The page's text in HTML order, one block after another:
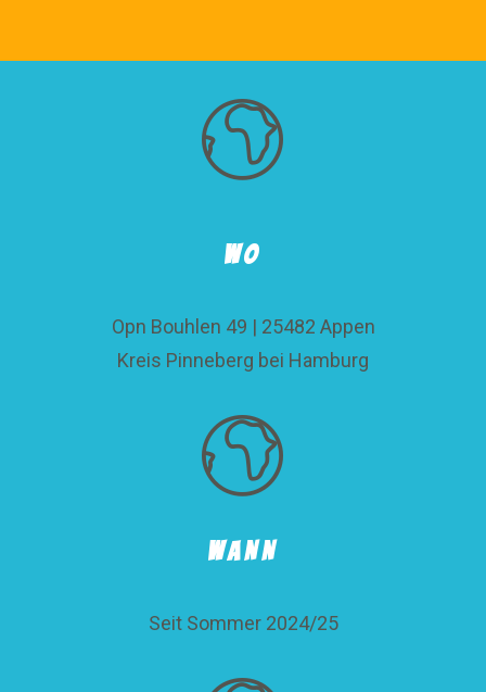
WO
Opn Bouhlen 49 | 25482 Appen
Kreis Pinneberg bei Hamburg
WANN
Seit Sommer 2024/25